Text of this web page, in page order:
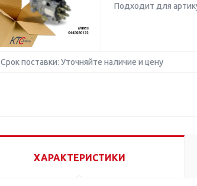
Подходит для
Срок поставки: Уточняйте наличие и цену
ХАРАКТЕРИСТИКИ